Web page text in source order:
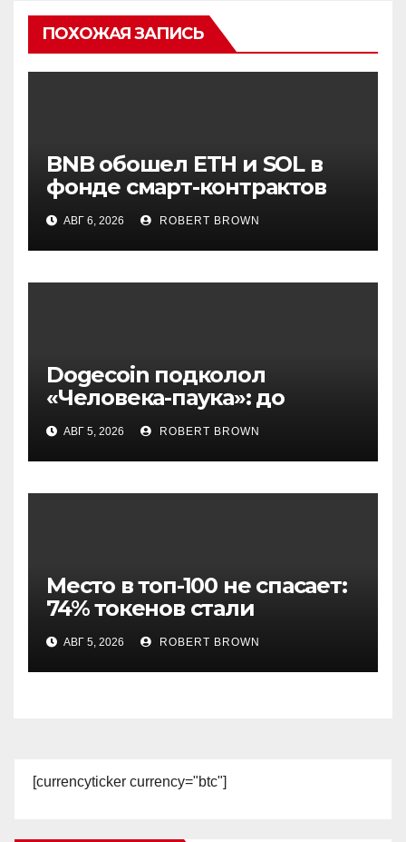
ПОХОЖАЯ ЗАПИСЬ
BNB обошел ETH и SOL в
фонде смарт-контрактов
Grayscale
АВГ 6, 2026 ROBERT BROWN
Dogecoin подколол
«Человека-паука»: до
мемкоина еще 11 премьер
АВГ 5, 2026 ROBERT BROWN
Место в топ-100 не спасает:
74% токенов стали
мертвыми
АВГ 5, 2026 ROBERT BROWN
[currencyticker currency="btc"]